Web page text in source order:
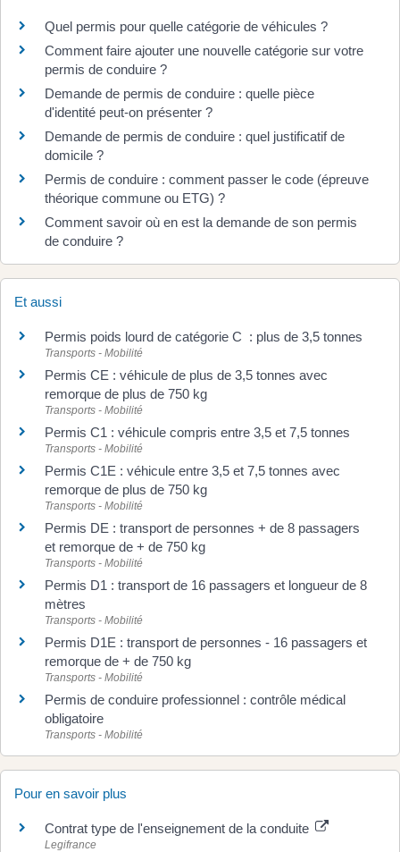
Quel permis pour quelle catégorie de véhicules ?
Comment faire ajouter une nouvelle catégorie sur votre
permis de conduire ?
Demande de permis de conduire : quelle pièce
d'identité peut-on présenter ?
Demande de permis de conduire : quel justificatif de
domicile ?
Permis de conduire : comment passer le code (épreuve
théorique commune ou ETG) ?
Comment savoir où en est la demande de son permis
de conduire ?
Et aussi
Permis poids lourd de catégorie C : plus de 3,5 tonnes
Transports - Mobilité
Permis CE : véhicule de plus de 3,5 tonnes avec
remorque de plus de 750 kg
Transports - Mobilité
Permis C1 : véhicule compris entre 3,5 et 7,5 tonnes
Transports - Mobilité
Permis C1E : véhicule entre 3,5 et 7,5 tonnes avec
remorque de plus de 750 kg
Transports - Mobilité
Permis DE : transport de personnes + de 8 passagers
et remorque de + de 750 kg
Transports - Mobilité
Permis D1 : transport de 16 passagers et longueur de 8
mètres
Transports - Mobilité
Permis D1E : transport de personnes - 16 passagers et
remorque de + de 750 kg
Transports - Mobilité
Permis de conduire professionnel : contrôle médical
obligatoire
Transports - Mobilité
Pour en savoir plus
Contrat type de l'enseignement de la conduite
Legifrance